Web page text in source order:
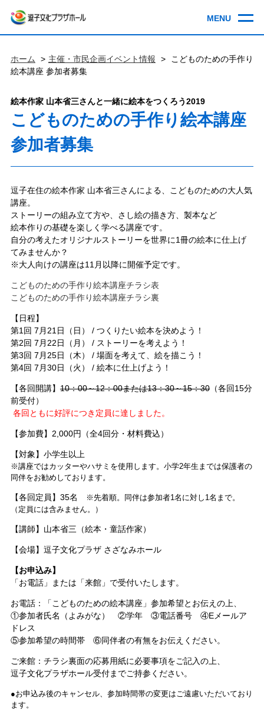
ホーム 主催・市民企画イベント情報
こどものための手作り
絵本講座 参加者募集
絵本作家 山本省三さんと一緒に絵本をつくろう2019
こどものための手作り絵本講座
参加者募集
逗子在住の絵本作家 山本省三さんによる、こどものための大人気
講座。
ストーリーの組み立て方や、さし絵の描き方、製本など
絵本作りの基礎を楽しく学べる講座です。
自分の考えたオリジナルストーリーを世界に1冊の絵本に仕上げ
てみませんか？
※大人向けの講座は11月以降に開催予定です。
こどものための手作り絵本講座チラシ表
こどものための手作り絵本講座チラシ裏
【日程】
第1回 7月21日（日） / つくりたい絵本を決めよう！
第2回 7月22日（月） / ストーリーを考えよう！
第3回 7月25日（木） / 場面を考えて、絵を描こう！
第4回 7月30日（火） / 絵本に仕上げよう！
【各回開講】 10：00～12：00または13：30～15：30（各回15分
前受付）
各回ともに好評につき定員に達しました。
【参加費】2,000円（全4回分・材料費込）
【対象】小学生以上
※講座ではカッターやハサミを使用します。小学2年生までは保護者の
同伴をお勧めしております。
【各回定員】35名
※先着順。同伴は参加者1名に対し1名まで。
（定員には含みません。）
【講師】山本省三（絵本・童話作家）
【会場】逗子文化プラザ さざなみホール
【お申込み】
「お電話」または「来館」で受付いたします。
お電話：「こどものための絵本講座」参加希望とお伝えの上、
①参加者氏名（よみがな） ②学年 ③電話番号 ④Eメールア
ドレス
⑤参加希望の時間帯 ⑥同伴者の有無をお伝えください。
ご来館：チラシ裏面の応募用紙に必要事項をご記入の上、
逗子文化プラザホール受付までご持参ください。
●お申込み後のキャンセル、参加時間帯の変更はご遠慮いただいており
ます。